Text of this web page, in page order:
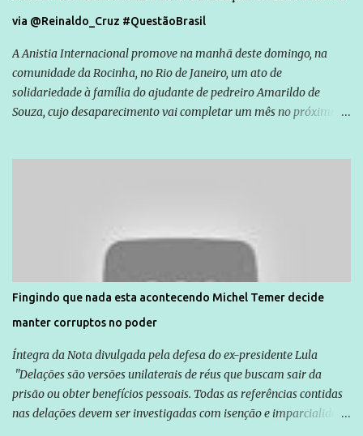
via @Reinaldo_Cruz #QuestãoBrasil
A Anistia Internacional promove na manhã deste domingo, na
comunidade da Rocinha, no Rio de Janeiro, um ato de
solidariedade à família do ajudante de pedreiro Amarildo de
Souza, cujo desaparecimento vai completar um mês no próximo
são vítimas de violência, estão em situação de risco ou têm seus
direitos violados. Leia mais: Anistia Internacional cobra do Brasil
solução do caso Amarildo - Terra Brasil
Fingindo que nada esta acontecendo Michel Temer decide
manter corruptos no poder
Íntegra da Nota divulgada pela defesa do ex-presidente Lula
"Delações são versões unilaterais de réus que buscam sair da
prisão ou obter benefícios pessoais. Todas as referências contidas
nas delações devem ser investigadas com isenção e imparcialidade